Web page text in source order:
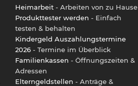
Heimarbeit - Arbeiten von zu Hause
Produkttester werden - Einfach
testen & behalten
Kindergeld Auszahlungstermine
2026 - Termine im Überblick
Familienkassen - Öffnungszeiten &
Adressen
Elterngeldstellen - Anträge &